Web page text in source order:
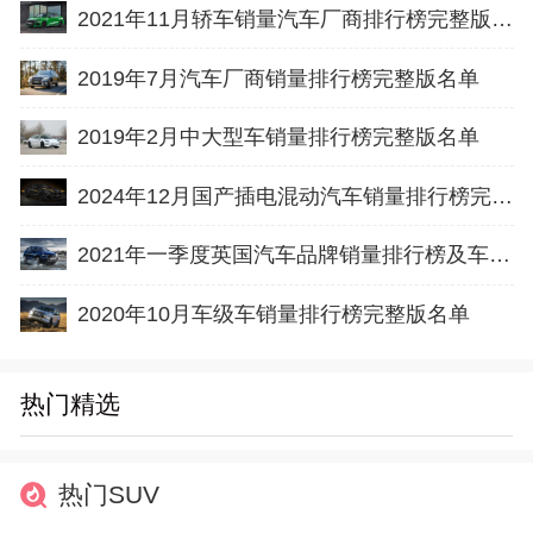
2021年11月轿车销量汽车厂商排行榜完整版名单
2019年7月汽车厂商销量排行榜完整版名单
2019年2月中大型车销量排行榜完整版名单
2024年12月国产插电混动汽车销量排行榜完整版名单(出口量
2021年一季度英国汽车品牌销量排行榜及车型销量TOP10
2020年10月车级车销量排行榜完整版名单
热门精选
热门SUV